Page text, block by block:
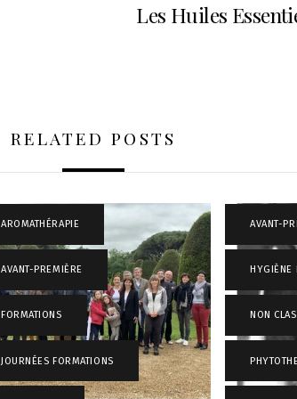
Les Huiles
RELATED POSTS
AROMATHÉRAPIE ,
AVANT-PREMIÈRE ,
FORMATIONS ,
JOURNÉES FORMATIONS ,
AVANT-
HYGIÈNE
NON